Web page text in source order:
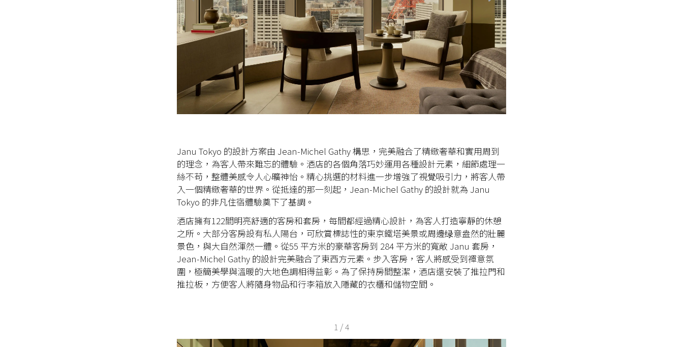
Janu Tokyo 的設計方案由 Jean-Michel Gathy 構思，完美融合了精緻奢華和實用周到
的理念，為客人帶來難忘的體驗。酒店的各個角落巧妙運用各種設計元素，細節處理一
絲不苟，整體美感令人心曠神怡。精心挑選的材料進一步增強了視覺吸引力，將客人帶
入一個精緻奢華的世界。從抵達的那一刻起，Jean-Michel Gathy 的設計就為 Janu
Tokyo 的非凡住宿體驗奠下了基調。
酒店擁有122間明亮舒適的客房和套房，每間都經過精心設計，為客人打造寧靜的休憩
之所。大部分客房設有私人陽台，可欣賞標誌性的東京鐵塔美景或周邊绿意盎然的壯麗
景色，與大自然渾然一體。從55 平方米的豪華客房到 284 平方米的寬敞 Janu 套房，
Jean-Michel Gathy 的設計完美融合了東西方元素。步入客房，客人將感受到禪意氛
圍，極簡美學與溫暖的大地色調相得益彰。為了保持房間整潔，酒店還安裝了推拉門和
推拉板，方便客人將隨身物品和行李箱放入隱藏的衣櫃和儲物空間。
1 /4